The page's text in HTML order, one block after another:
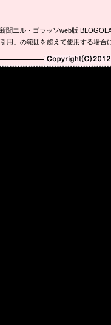
聞エル・ゴラッソweb版
用」の範囲を超えて使用する場
Copyright(C)2010-